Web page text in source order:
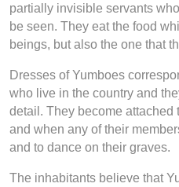
partially invisible servants
be seen. They eat the food
beings, but also the one that
Dresses of Yumboes
who live in the country and
detail. They become
and when any of their
and to dance on their graves.
The inhabitants believe that